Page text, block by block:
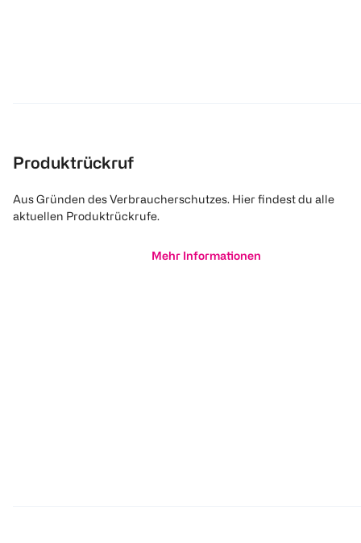
Produktrückruf
Aus Gründen des Verbraucherschutzes. Hier findest du alle
aktuellen Produktrückrufe.
Mehr Informationen